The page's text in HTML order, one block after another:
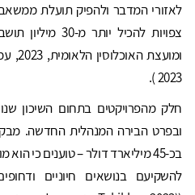
לאזורי המדבר ולהפיק תועלת
צפויות להכיל
2023 ).
חלק מהפרויקטים בתחום השיכון
ובפרט הבירה המנהלית החדשה.
בכ-45 מיליארד דולר – טוענים כי
להשקיעם בנושאים חיוניים